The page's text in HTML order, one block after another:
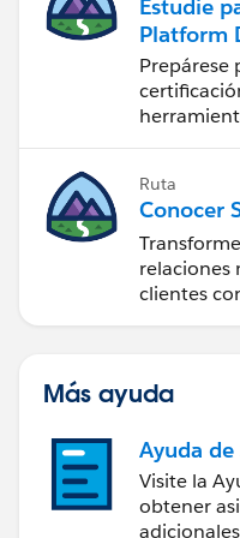
Estudie
Platform
Prepárese
Ruta
Conocer
relaciones
clientes
Más ayuda
Ayuda de
Visite la
obtener